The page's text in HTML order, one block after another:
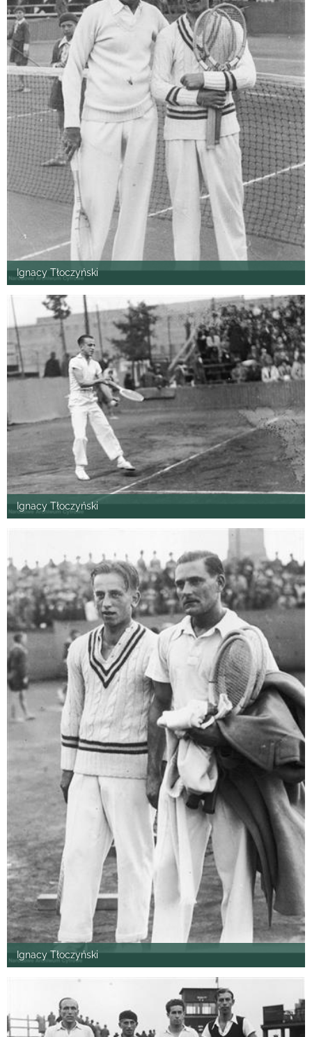
Ignacy Tłoczyński
Ignacy Tłoczyński
Ignacy Tłoczyński